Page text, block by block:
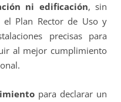
ni edificación, sin
Plan Rector de Uso y
precisas para
al mejor cumplimiento
para declarar un